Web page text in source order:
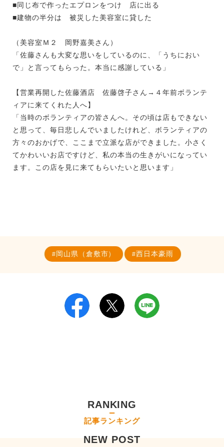
■同じ布で作ったエプロンをつけ 店に出る
■建物の半分は 被災した美容室に貸した
（美容室Ｍ２ 岡野嘉美さん）
「佐藤さんも大変な思いをしているのに、「うちにおい
で」と言ってもらった。本当に感謝している」
【営業再開した佐藤酒店 佐藤啓子さん→４年前ボランテ
ィアに来てくれた人へ】
「当時のボランティアの皆さんへ。その頃は店もできない
と思って、毎日悲しんでいましたけれど、ボランティアの
方々のおかげで、ここまで立派な店ができました。小さく
てかわいいお店ですけど、私の本当の生きがいになってい
ます。この店を見に来てもらいたいと思います」
岡山県（倉敷市） 西日本豪雨
RANKING
記事ランキング
NEW POST